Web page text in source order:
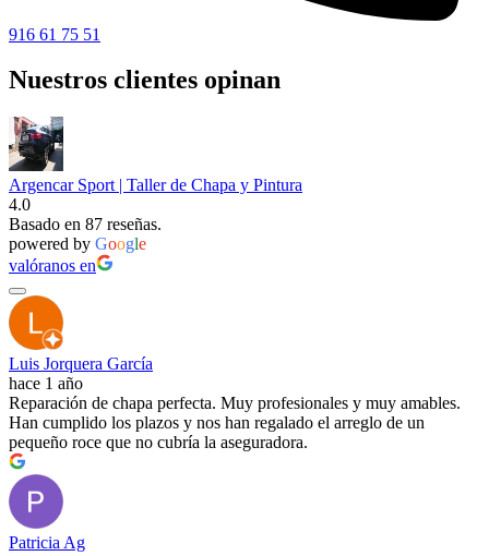
916 61 75 51
Nuestros clientes opinan
Argencar Sport | Taller de Chapa y Pintura
4.0
Basado en 87 reseñas.
powered by Google
valóranos en
Luis Jorquera García
hace 1 año
Reparación de chapa perfecta. Muy profesionales y muy amables.
Han cumplido los plazos y nos han regalado el arreglo de un
pequeño roce que no cubría la aseguradora.
Patricia Ag